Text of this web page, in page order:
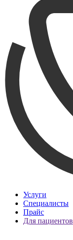
Услуги
Специалисты
Прайс
Для пациентов